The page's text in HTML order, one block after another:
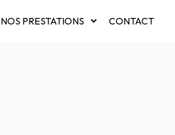
NOS PRESTATIONS CONTACT